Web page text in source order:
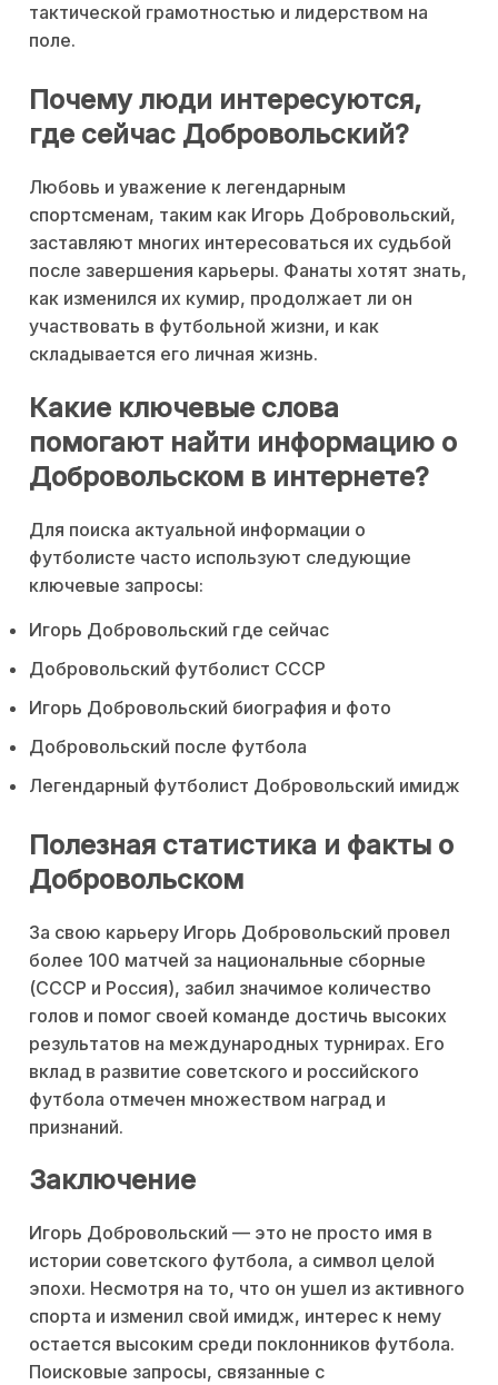
тактической грамотностью и лидерством на
поле.
Почему люди интересуются,
где сейчас Добровольский?
Любовь и уважение к легендарным
спортсменам, таким как Игорь Добровольский,
заставляют многих интересоваться их судьбой
после завершения карьеры. Фанаты хотят знать,
как изменился их кумир, продолжает ли он
участвовать в футбольной жизни, и как
складывается его личная жизнь.
Какие ключевые слова
помогают найти информацию о
Добровольском в интернете?
Для поиска актуальной информации о
футболисте часто используют следующие
ключевые запросы:
Игорь Добровольский где сейчас
Добровольский футболист СССР
Игорь Добровольский биография и фото
Добровольский после футбола
Легендарный футболист Добровольский имидж
Полезная статистика и факты о
Добровольском
За свою карьеру Игорь Добровольский провел
более 100 матчей за национальные сборные
(СССР и Россия), забил значимое количество
голов и помог своей команде достичь высоких
результатов на международных турнирах. Его
вклад в развитие советского и российского
футбола отмечен множеством наград и
признаний.
Заключение
Игорь Добровольский — это не просто имя в
истории советского футбола, а символ целой
эпохи. Несмотря на то, что он ушел из активного
спорта и изменил свой имидж, интерес к нему
остается высоким среди поклонников футбола.
Поисковые запросы, связанные с